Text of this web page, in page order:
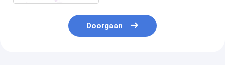
Doorgaan